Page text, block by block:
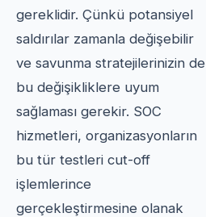
gereklidir. Çünkü potansiyel
saldırılar zamanla değişebilir
ve savunma stratejilerinizin de
bu değişikliklere uyum
sağlaması gerekir. SOC
hizmetleri, organizasyonların
bu tür testleri cut-off
işlemlerince
gerçekleştirmesine olanak